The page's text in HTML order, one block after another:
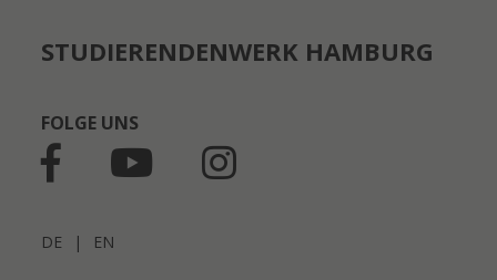
STUDIERENDENWERK HAMBURG
FOLGE UNS
DE | EN